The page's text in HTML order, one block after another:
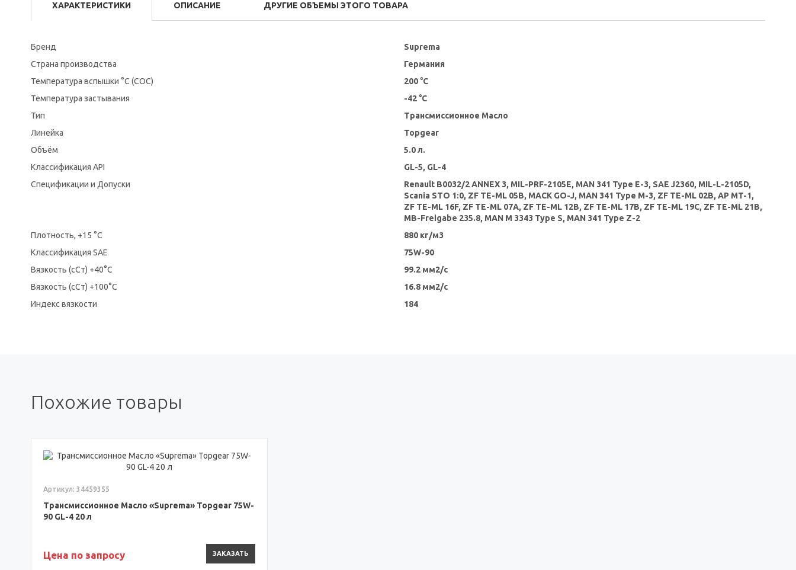
ХАРАКТЕРИСТИКИ ОПИСАНИЕ ДРУГИЕ ОБЪЕМЫ ЭТОГО ТОВАРА
Бренд
Suprema
Страна производства
Германия
Температура вспышки °C (СОС)
200 °C
Температура застывания
-42 °C
Тип
Трансмиссионное Масло
Линейка
Topgear
Объём
5.0 л.
Классификация API
GL-5, GL-4
Спецификации и Допуски
Renault B0032/2 ANNEX 3, MIL-PRF-2105E, MAN 341 Type E-3, SAE J2360, MIL-L-2105D,
Scania STO 1:0, ZF TE-ML 05B, MACK GO-J, MAN 341 Type M-3, ZF TE-ML 02B, AP MT-1,
ZF TE-ML 16F, ZF TE-ML 07A, ZF TE-ML 12B, ZF TE-ML 17B, ZF TE-ML 19C, ZF TE-ML 21B,
MB-Freigabe 235.8, MAN M 3343 Type S, MAN 341 Type Z-2
Плотность, +15 °С
880 кг/м3
Классификация SAE
75W-90
Вязкость (сСт) +40°С
99.2 мм2/с
Вязкость (сСт) +100°С
16.8 мм2/с
Индекс вязкости
184
Похожие товары
Артикул: 34459355
Трансмиссионное Масло «Suprema» Topgear 75W-
90 GL-4 20 л
Цена по запросу ЗАКАЗАТЬ